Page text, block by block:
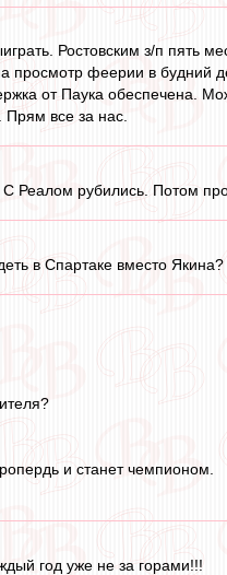
Ростовским з/п пять
просмотр феерии в будний
от Паука обеспечена.
Прям все за нас.
Реалом рубились. Потом
в Спартаке вместо Якина?
и станет чемпионом.
год уже не за горами!!!